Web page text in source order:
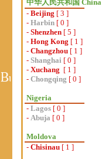
中华人民共和国 China
- Beijing [ 3 ]
- Harbin [ 0 ]
- Shenzhen [ 5 ]
- Hong Kong [ 1 ]
- Changzhou [ 1 ]
- Shanghai [ 0 ]
- Xuchang [ 1 ]
- Chongqing [ 0 ]
Nigeria
- Lagos [ 0 ]
- Abuja [ 0 ]
Moldova
- Chisinau [ 1 ]